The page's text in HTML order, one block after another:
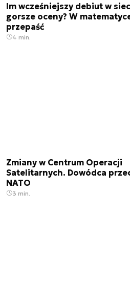
Im wcześniejszy debiut w
gorsze oceny? W
przepaść
4 min.
Zmiany w Centrum Operacji
Satelitarnych. Dowódca
NATO
3 min.